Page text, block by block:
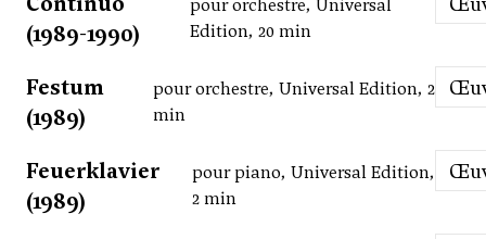
(1989-1990)
pour orchestre, Universal
Edition, 20 min
Festum
(1989)
pour orchestre, Universal Edition, 2
min
Feuerklavier
(1989)
pour piano, Universal Edition,
2 min